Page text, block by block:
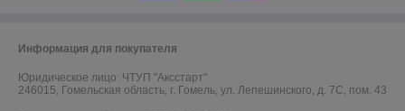
Информация для покупателя
Юридическое лицо: ЧТУП "Аксстарт"
246015, Гомельская область, г. Гомель, ул. Лепешинского, д. 7С, пом. 43